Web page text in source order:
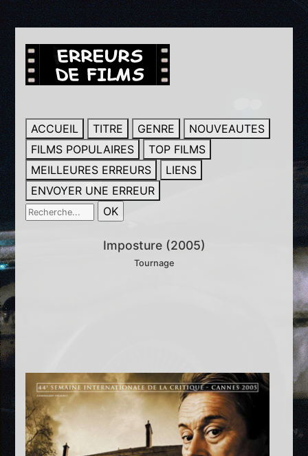
ACCUEIL TITRE GENRE
NOUVEAUTES
FILMS POPULAIRES
TOP FILMS
MEILLEURES ERREURS
LIENS
ENVOYER UNE ERREUR
Imposture (2005)
Tournage